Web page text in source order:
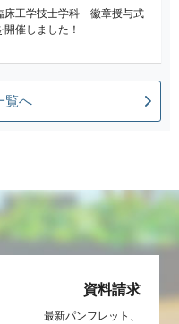
床工学技士学科 徽章授与式
開催しました！
覧へ
資料請求
最新パンフレット、